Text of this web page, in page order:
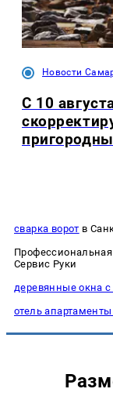
Новости
С 10
сварка ворот в
Сервис Руки
деревянные окна
отель